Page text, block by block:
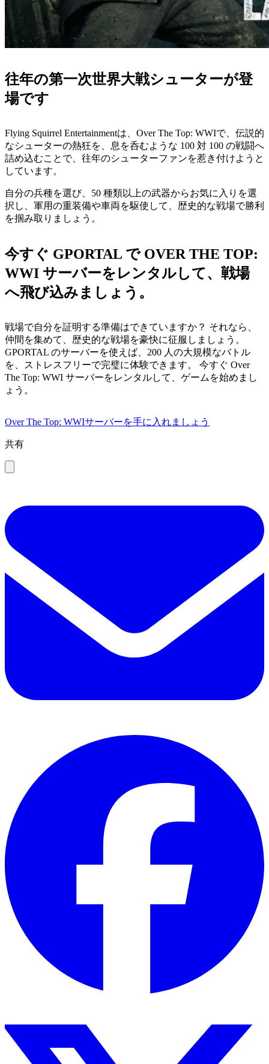
往年の第一次世界大戦シューターが登
場です
Flying Squirrel Entertainmentは、Over The Top: WWIで、伝説的
なシューターの熱狂を、息を呑むような 100 対 100 の戦闘へ
詰め込むことで、往年のシューターファンを惹き付けようと
しています。
自分の兵種を選び、50 種類以上の武器からお気に入りを選
択し、軍用の重装備や車両を駆使して、歴史的な戦場で勝利
を掴み取りましょう。
今すぐ GPORTAL で OVER THE TOP:
WWI サーバーをレンタルして、戦場
へ飛び込みましょう。
戦場で自分を証明する準備はできていますか？ それなら、
仲間を集めて、歴史的な戦場を豪快に征服しましょう。
GPORTAL のサーバーを使えば、200 人の大規模なバトル
を、ストレスフリーで完璧に体験できます。 今すぐ Over
The Top: WWI サーバーをレンタルして、ゲームを始めまし
ょう。
Over The Top: WWIサーバーを手に入れましょう
共有